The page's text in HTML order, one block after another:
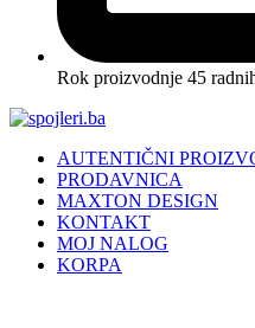
Rok proizvodnje 45
AUTENTIČNI
PRODAVNICA
MAXTON DESIGN
KONTAKT
MOJ NALOG
KORPA